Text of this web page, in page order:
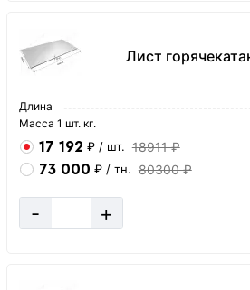
Лист
Длина
Масса 1 шт. кг.
17 192 ₽ / шт. 18911 ₽
73 000 ₽ / тн. 80300 ₽
- +